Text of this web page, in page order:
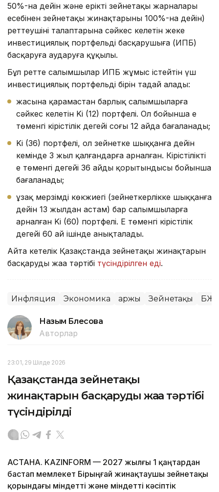
50%-на дейін және ерікті зейнетақы жарналары
есебінен зейнетақы жинақтарының 100%-на дейін)
реттеушінің талаптарына сәйкес келетін жеке
инвестициялық портфельді басқарушыға (ИПБ)
басқаруға аударуға құқылы.
Бұл ретте салымшылар ИПБ жұмыс істейтін үш
инвестициялық портфельдің бірін таңдай алады:
жасына қарамастан барлық салымшыларға
сәйкес келетін Ki (12) портфелі. Ол бойынша ең
төменгі кірістілік деңгейі соңғы 12 айда бағаланады;
Ki (36) портфелі, ол зейнетке шыққанға дейін
кемінде 3 жыл қалғандарға арналған. Кірістіліктің
ең төменгі деңгейі 36 айдың қорытындысы бойынша
бағаланады;
ұзақ мерзімді көкжиегі (зейнеткерлікке шыққанға
дейін 13 жылдан астам) бар салымшыларға
арналған Ki (60) портфелі. Ең төменгі кірістілік
деңгейі 60 ай ішінде анықталады.
Айта кетелік Қазақстанда зейнетақы жинақтарын
басқарудың жаңа тәртібі түсіндірілген еді.
Инфляция Экономика Қаржы Зейнетақы
Назым Бөлесова
Авторлар
23:01, 29 Шілде 2026
Қазақстанда зейнетақы
жинақтарын басқарудың жаңа тәртібі
түсіндірілді
АСТАНА. KAZINFORM — 2027 жылғы 1 қаңтардан
бастап мемлекет Бірыңғай жинақтаушы зейнетақы
қорындағы міндетті және міндетті кәсіптік